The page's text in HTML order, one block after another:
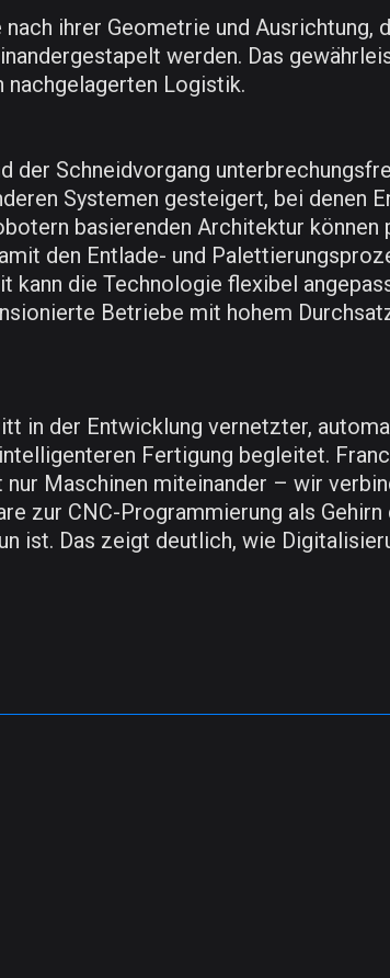
ihrer Geometrie und Ausrichtung,
werden. Das
Logistik.
der Schneidvorgang
Systemen gesteigert, bei denen
basierenden Architektur können
den Entlade- und
kann die Technologie flexibel
Betriebe mit hohem
in der Entwicklung vernetzter,
Fertigung begleitet.
Maschinen miteinander – wir
zur CNC-Programmierung als Gehirn
ist. Das zeigt deutlich, wie